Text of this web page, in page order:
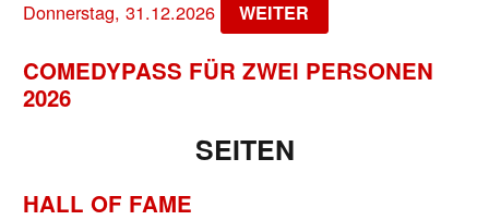
Donnerstag, 31.12.2026 WEITER
COMEDYPASS FÜR ZWEI PERSONEN
2026
SEITEN
HALL OF FAME